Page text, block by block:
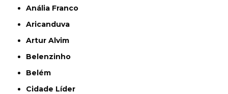
Anália Franco
Aricanduva
Artur Alvim
Belenzinho
Belém
Cidade Líder